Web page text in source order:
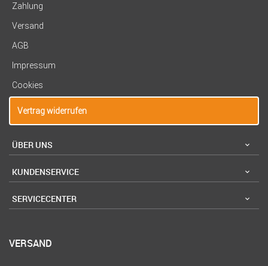
Zahlung
Versand
AGB
Impressum
Cookies
Vertrag widerrufen
ÜBER UNS
KUNDENSERVICE
SERVICECENTER
VERSAND